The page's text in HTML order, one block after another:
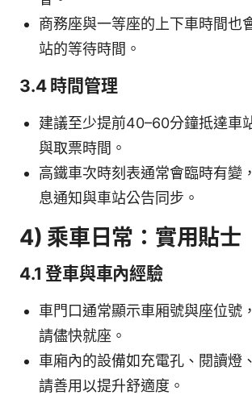
商務座與一等座的上下車時間也
站的等待時間。
3.4 時間管理
建議至少提前40–60分鐘抵達車
與取票時間。
高鐵車次時刻表通常會臨時有變
息通知與車站公告同步。
4) 乘車日常：實用貼士
4.1 登車與車內經驗
車門口通常顯示車厢號與座位號
請儘快就座。
車廂內的設備如充電孔、閱讀燈
請善用以提升舒適度。